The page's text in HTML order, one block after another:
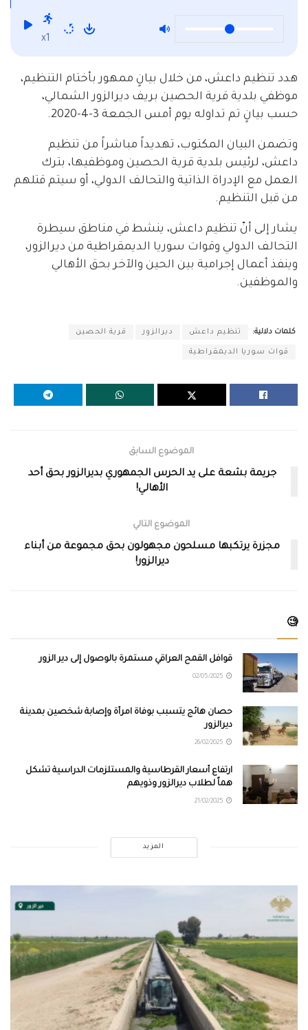
x1
هدد تنظيم داعش، من خلال بيانٍ ممهور بأختام التنظيم،
موظفي بلدية قرية الحصين بريف ديرالزور الشمالي،
حسب بيانٍ تم تداوله يوم أمس الجمعة 3-4-2020.
وتضمن البيان المكتوب، تهديداً مباشراً من تنظيم
داعش، لرئيس بلدية قرية الحصين وموظفيها، بترك
العمل مع الإدراة الذاتية والتحالف الدولي، أو سيتم قتلهم
من قبل التنظيم.
يشار إلى أنّ تنظيم داعش، ينشط في مناطق سيطرة
التحالف الدولي وقوات سوريا الديمقراطية من ديرالزور،
وينفذ أعمال إجرامية بين الحين والآخر بحق الأهالي
والموظفين.
كلمات دلالية: تنظيم داعش ديرالزور قرية الحصين
قوات سوريا الديمقراطية
الموضوع السابق
جريمة بشعة على يد الحرس الجمهوري بديرالزور بحق أحد
الأهالي!
الموضوع التالي
مجزرة يرتكبها مسلحون مجهولون بحق مجموعة من أبناء
ديرالزور!
🧐
قوافل القمح العراقي مستمرة بالوصول إلى دير الزور
حصان هائج يتسبب بوفاة امرأة وإصابة شخصين بمدينة
ديرالزور
ارتفاع أسعار القرطاسية والمستلزمات الدراسية تشكل
هماً لطلاب ديرالزور وذويهم
المزيد